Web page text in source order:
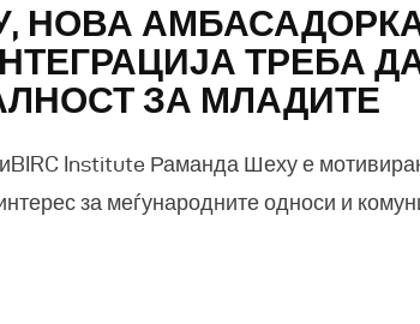
НОВА
ТРЕБА
ЗА МЛАДИТЕ
Institute Раманда Шеху е
за меѓународните односи и